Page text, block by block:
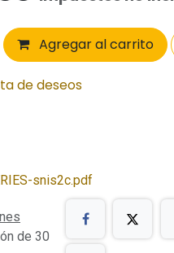
Agregar al carrito
de deseos
snis2c.pdf
de 30